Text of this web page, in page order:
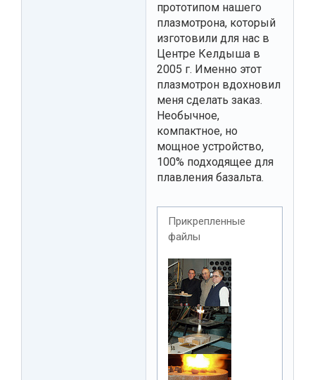
прототипом нашего
плазмотрона, который
изготовили для нас в
Центре Келдыша в
2005 г. Именно этот
плазмотрон вдохновил
меня сделать заказ.
Необычное,
компактное, но
мощное устройство,
100% подходящее для
плавления базальта.
Прикрепленные
файлы